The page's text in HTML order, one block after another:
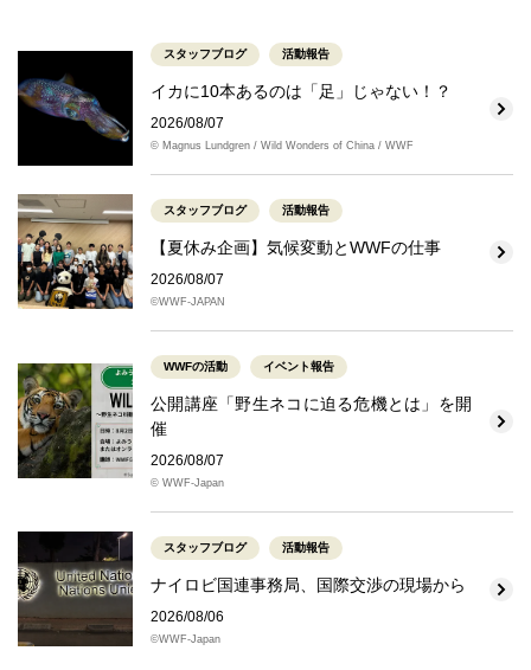
スタッフブログ 活動報告
イカに10本あるのは「足」じゃない！？
2026/08/07
© Magnus Lundgren / Wild Wonders of China / WWF
スタッフブログ 活動報告
【夏休み企画】気候変動とWWFの仕事
2026/08/07
©WWF-JAPAN
WWFの活動 イベント報告
公開講座「野生ネコに迫る危機とは」を開
催
2026/08/07
© WWF-Japan
スタッフブログ 活動報告
ナイロビ国連事務局、国際交渉の現場から
2026/08/06
©WWF-Japan